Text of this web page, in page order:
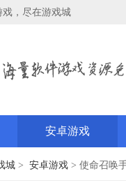
，尽在游戏城
安卓游戏
城 > 安卓游戏 > 使命召唤